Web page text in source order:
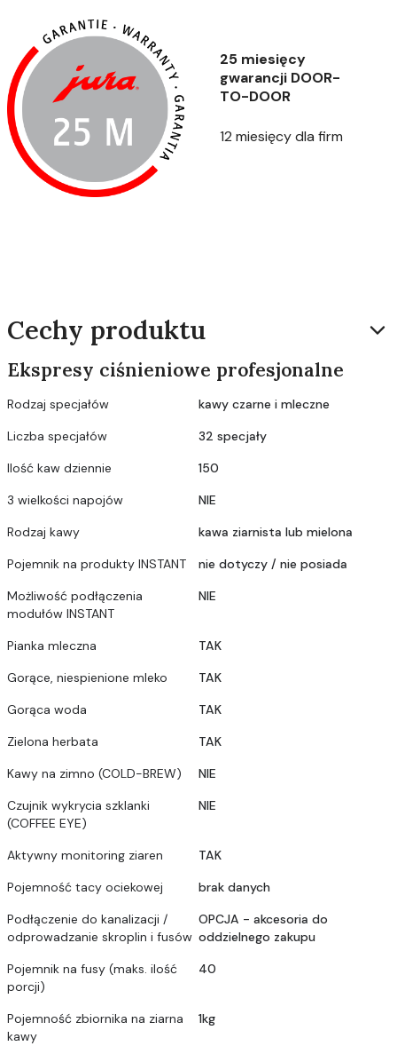
25 miesięcy
gwarancji DOOR-
TO-DOOR
12 miesięcy dla firm
Cechy produktu
Ekspresy ciśnieniowe profesjonalne
Rodzaj specjałów
kawy czarne i mleczne
Liczba specjałów
32 specjały
Ilość kaw dziennie
150
3 wielkości napojów
NIE
Rodzaj kawy
kawa ziarnista lub mielona
Pojemnik na produkty INSTANT
nie dotyczy / nie posiada
Możliwość podłączenia
modułów INSTANT
NIE
Pianka mleczna
TAK
Gorące, niespienione mleko
TAK
Gorąca woda
TAK
Zielona herbata
TAK
Kawy na zimno (COLD-BREW)
NIE
Czujnik wykrycia szklanki
(COFFEE EYE)
NIE
Aktywny monitoring ziaren
TAK
Pojemność tacy ociekowej
brak danych
Podłączenie do kanalizacji /
odprowadzanie skroplin i fusów
OPCJA - akcesoria do
oddzielnego zakupu
Pojemnik na fusy (maks. ilość
porcji)
40
Pojemność zbiornika na ziarna
kawy
1kg